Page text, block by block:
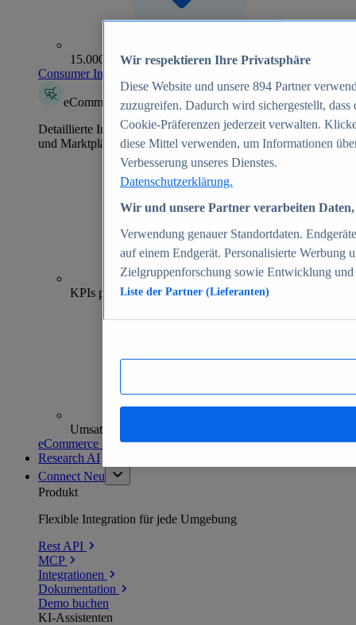
15.000+ Marken
Consumer Insights entdecken
eCommerce Insights
Detaillierte Informationen zu mehr als 39.000 Online-Shops
und Marktplätzen
70+
KPIs pro Shop
Umsatzanalysen und -prognosen
eCommerce Insights entdecken
Research AI
Connect Neu
Produkt
Flexible Integration für jede Umgebung
Rest API
MCP
Integrationen
Dokumentation
Demo buchen
KI-Assistenten
Wir respektieren Ihre Privatsphäre
Diese Website und unsere 894 Partner
zuzugreifen. Dadurch wird sichergestellt,
Cookie-Präferenzen jederzeit verwalten.
diese Mittel verwenden, um Informationen
Verbesserung unseres Dienstes.
Datenschutzerklärung.
Wir und unsere Partner verarbeiten
Verwendung genauer Standortdaten.
auf einem Endgerät. Personalisierte Werbung
Zielgruppenforschung sowie Entwicklung
Liste der Partner (Lieferanten)